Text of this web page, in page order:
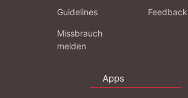
Guidelines
Missbrauch
melden
Feedback
Apps